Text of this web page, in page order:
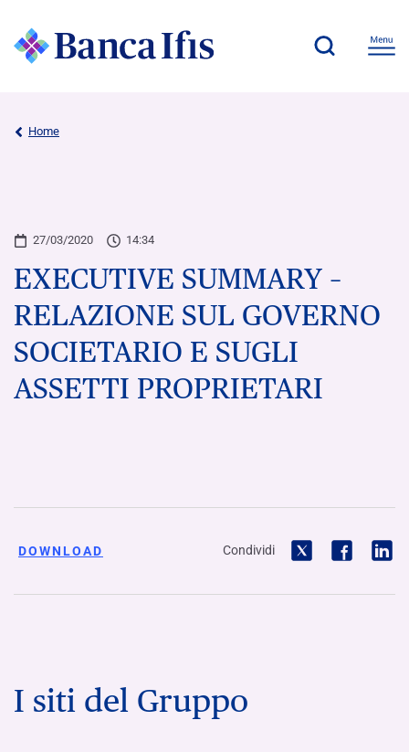
Home
27/03/2020 14:34
EXECUTIVE SUMMARY –
RELAZIONE SUL GOVERNO
SOCIETARIO E SUGLI
ASSETTI PROPRIETARI
DOWNLOAD Condividi
I siti del Gruppo